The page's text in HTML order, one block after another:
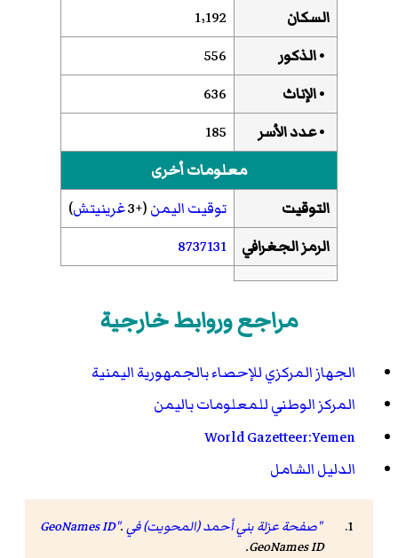
السكان
1٬192
• الذكور
556
• الإناث
636
• عدد الأسر
185
معلومات أخرى
التوقيت
توقيت اليمن(+3 غرينيتش)
الرمز الجغرافي
8737131
مراجع وروابط خارجية
الجهاز المركزي للإحصاء بالجمهورية اليمنية
المركز الوطني للمعلومات باليمن
World Gazetteer:Yemen
الدليل الشامل
"صفحة عزلة بني أحمد (المحويت) في GeoNames ID".
GeoNames ID
.